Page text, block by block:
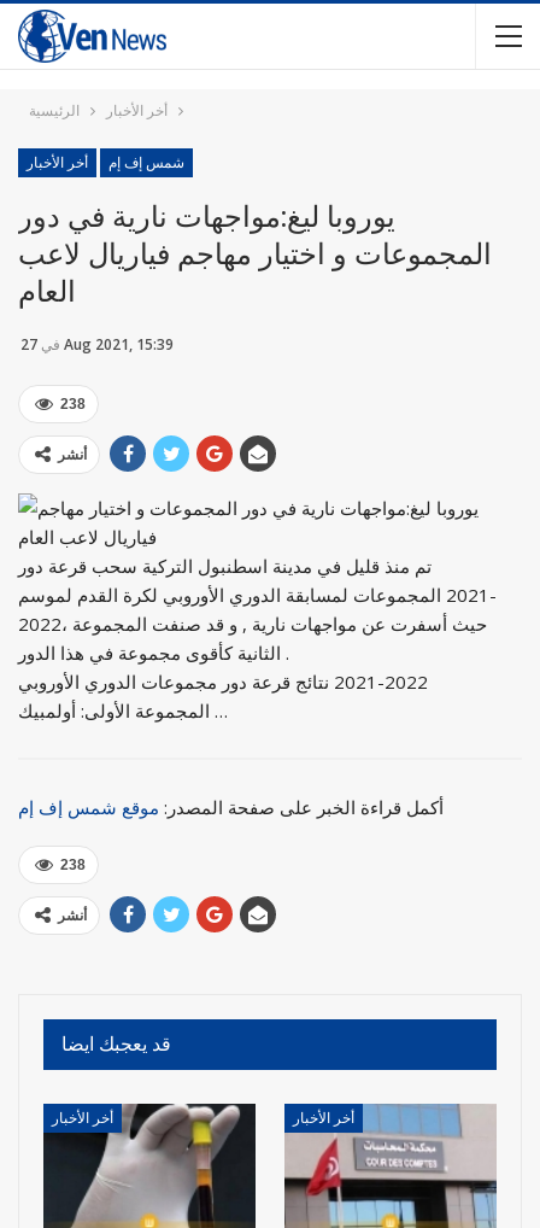
الرئيسية أخر الأخبار
أخر الأخبار شمس إف إم
يوروبا ليغ:مواجهات نارية في دور
المجموعات و اختيار مهاجم فياريال لاعب
العام
في 27 Aug 2021, 15:39
238
أنشر
تم منذ قليل في مدينة اسطنبول التركية سحب قرعة دور
المجموعات لمسابقة الدوري الأوروبي لكرة القدم لموسم ‪2021-
2022‬، حيث أسفرت عن مواجهات نارية , و قد صنفت المجموعة
الثانية كأقوى مجموعة في هذا الدور .
المجموعة الأولى: أولمبيك …
أكمل قراءة الخبر على صفحة المصدر: موقع شمس إف إم
238
أنشر
قد يعجبك ايضا
أخر الأخبار أخر الأخبار